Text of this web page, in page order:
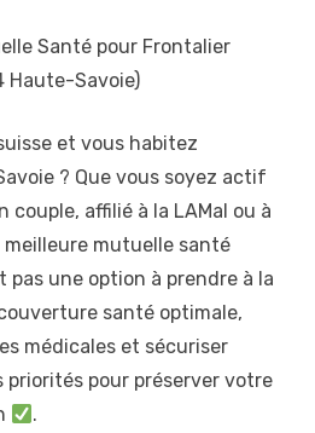
Santé pour Frontalier
Haute-Savoie)
et vous habitez
? Que vous soyez actif
couple, affilié à la LAMal ou à
meilleure mutuelle santé
pas une option à prendre à la
santé optimale,
médicales et sécuriser
pour préserver votre
.